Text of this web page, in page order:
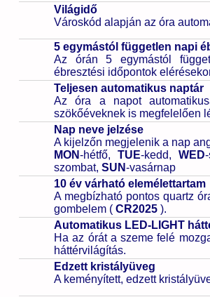
Világidő
Városkód alapján az óra
5 egymástól független napi
Az órán 5 egymástól
ébresztési időpontok
Teljesen automatikus naptár
Az óra a napot
szökőéveknek is megfelelően
Nap neve jelzése
A kijelzőn megjelenik a nap
MON-hétfő, TUE-kedd, WED
szombat, SUN-vasárnap
10 év várható elemélettartam
A megbízható pontos quartz
gombelem ( CR2025 ).
Automatikus LED-LIGHT
Ha az órát a szeme felé
háttérvilágítás.
Edzett kristályüveg
A keményített, edzett